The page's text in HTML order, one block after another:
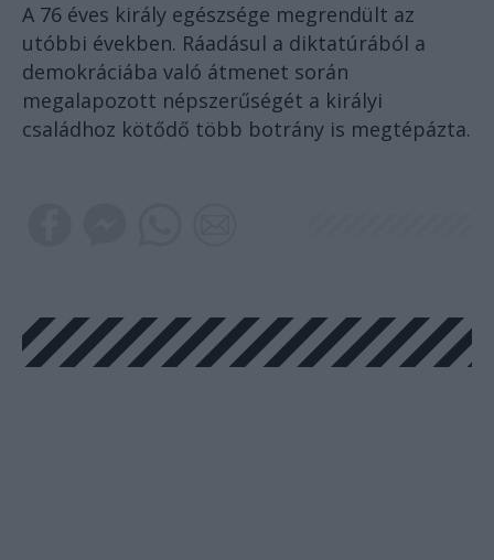
A 76 éves király egészsége megrendült az
utóbbi években. Ráadásul a diktatúrából a
demokráciába való átmenet során
megalapozott népszerűségét a királyi
családhoz kötődő több botrány is megtépázta.